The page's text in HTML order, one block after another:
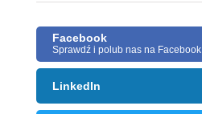
Facebook
Sprawdź i polub nas na Facebook
LinkedIn